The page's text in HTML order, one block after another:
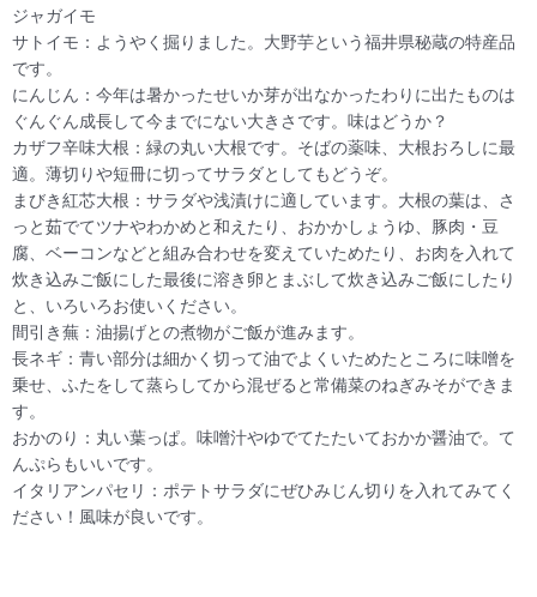
ジャガイモ
サトイモ：ようやく掘りました。大野芋という福井県秘蔵の特産品
です。
にんじん：今年は暑かったせいか芽が出なかったわりに出たものは
ぐんぐん成長して今までにない大きさです。味はどうか？
カザフ辛味大根：緑の丸い大根です。そばの薬味、大根おろしに最
適。薄切りや短冊に切ってサラダとしてもどうぞ。
まびき紅芯大根：サラダや浅漬けに適しています。大根の葉は、さ
っと茹でてツナやわかめと和えたり、おかかしょうゆ、豚肉・豆
腐、ベーコンなどと組み合わせを変えていためたり、お肉を入れて
炊き込みご飯にした最後に溶き卵とまぶして炊き込みご飯にしたり
と、いろいろお使いください。
間引き蕪：油揚げとの煮物がご飯が進みます。
長ネギ：青い部分は細かく切って油でよくいためたところに味噌を
乗せ、ふたをして蒸らしてから混ぜると常備菜のねぎみそができま
す。
おかのり：丸い葉っぱ。味噌汁やゆでてたたいておかか醤油で。て
んぷらもいいです。
イタリアンパセリ：ポテトサラダにぜひみじん切りを入れてみてく
ださい！風味が良いです。